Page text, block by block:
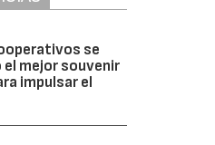
se
mejor souvenir
impulsar el